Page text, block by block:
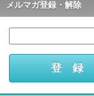
メルマガ登録・解除